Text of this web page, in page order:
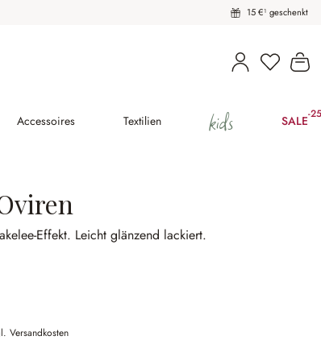
15 €¹ geschenkt
Du hast
Accessoires Textilien kids SALE-
Effekt. Leicht glänzend lackiert.
Versandkosten